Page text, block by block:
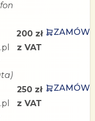
200 zł
z VAT
ZAMÓW
250 zł
z VAT
ZAMÓW